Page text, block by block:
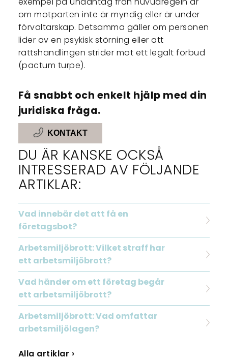
om motparten inte är myndig eller är under
förvaltarskap. Detsamma gäller om personen
lider av en psykisk störning eller att
rättshandlingen strider mot ett legalt förbud
(pactum turpe).
Få snabbt och enkelt hjälp med din
juridiska fråga.
KONTAKT
DU ÄR KANSKE OCKSÅ
INTRESSERAD AV FÖLJANDE
ARTIKLAR:
Vad innebär det att få en
företagsbot?
Arbetsmiljöbrott: Vilket straff har
ett arbetsmiljöbrott?
Vad händer om ett företag begår
ett arbetsmiljöbrott?
Arbetsmiljöbrott: Vad omfattar
arbetsmiljölagen?
Alla artiklar ›